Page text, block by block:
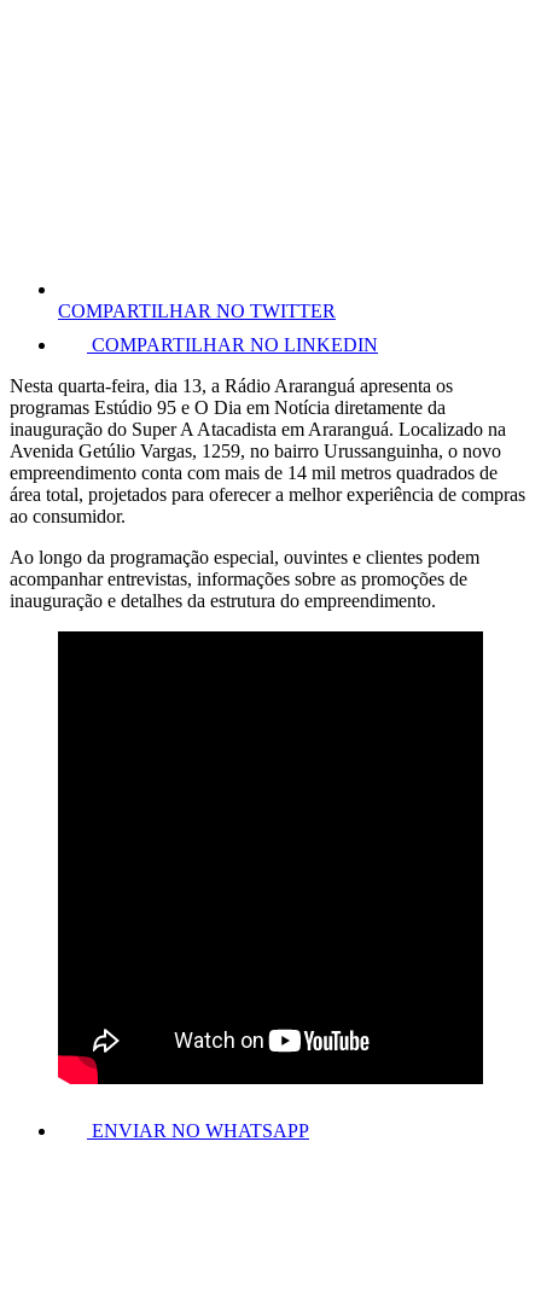
COMPARTILHAR NO TWITTER
COMPARTILHAR NO LINKEDIN
Nesta quarta-feira, dia 13, a Rádio Araranguá apresenta os
programas Estúdio 95 e O Dia em Notícia diretamente da
inauguração do Super A Atacadista em Araranguá. Localizado na
Avenida Getúlio Vargas, 1259, no bairro Urussanguinha, o novo
empreendimento conta com mais de 14 mil metros quadrados de
área total, projetados para oferecer a melhor experiência de compras
ao consumidor.
Ao longo da programação especial, ouvintes e clientes podem
acompanhar entrevistas, informações sobre as promoções de
inauguração e detalhes da estrutura do empreendimento.
ENVIAR NO WHATSAPP